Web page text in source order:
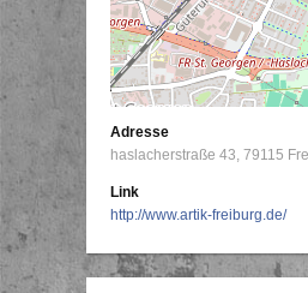
Adresse
haslacherstraße 43 79115
Link
http://www.artik-freiburg.de/